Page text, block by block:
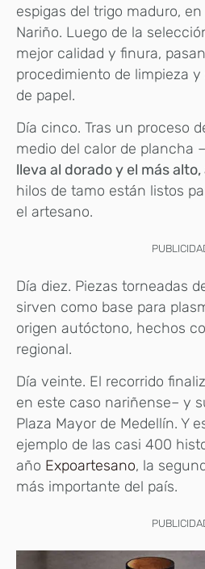
espigas del trigo maduro,
Nariño. Luego de la
mejor calidad y finura,
procedimiento de limpieza
de papel.
Día cinco. Tras un proceso
medio del calor de plancha –
lleva al dorado y el más
hilos de tamo están listos
el artesano.
Día diez. Piezas torneadas
sirven como base para
origen autóctono, hechos
regional.
Día veinte. El recorrido
en este caso nariñense– y
Plaza Mayor de Medellín. Y
ejemplo de las casi 400
año Expoartesano, la
más importante del país.